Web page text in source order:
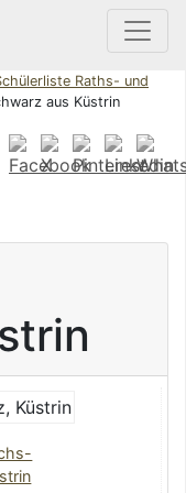
Raths- und
aus Küstrin